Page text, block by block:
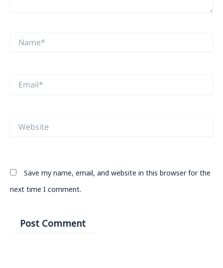
Name*
Email*
Website
Save my name, email, and website in this browser for the
next time I comment.